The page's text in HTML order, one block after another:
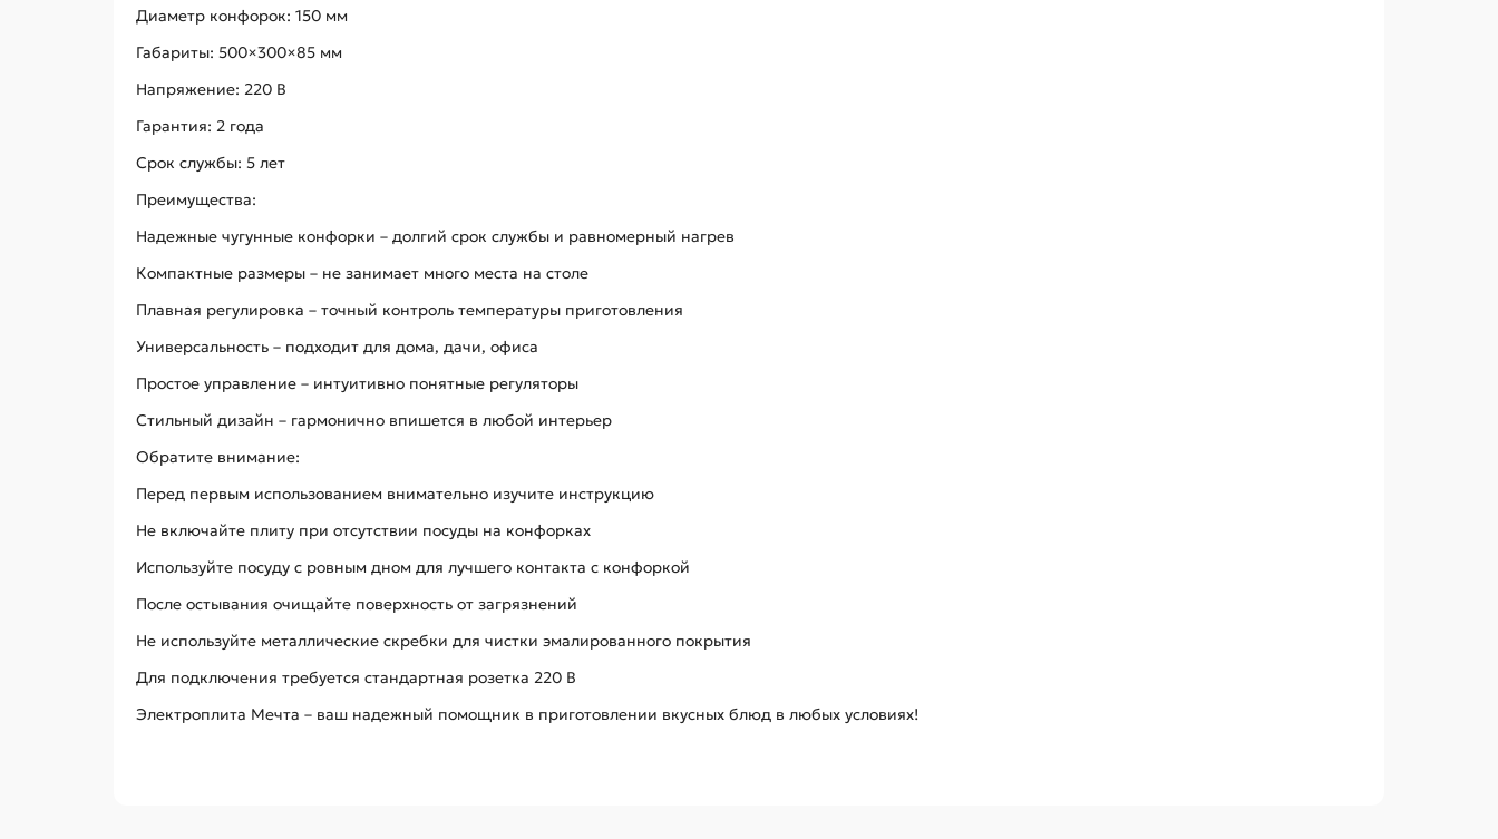
Диаметр конфорок: 150 мм
Габариты: 500×300×85 мм
Напряжение: 220 В
Гарантия: 2 года
Срок службы: 5 лет
Преимущества:
Надежные чугунные конфорки – долгий срок службы и равномерный нагрев
Компактные размеры – не занимает много места на столе
Плавная регулировка – точный контроль температуры приготовления
Универсальность – подходит для дома, дачи, офиса
Простое управление – интуитивно понятные регуляторы
Стильный дизайн – гармонично впишется в любой интерьер
Обратите внимание:
Перед первым использованием внимательно изучите инструкцию
Не включайте плиту при отсутствии посуды на конфорках
Используйте посуду с ровным дном для лучшего контакта с конфоркой
После остывания очищайте поверхность от загрязнений
Не используйте металлические скребки для чистки эмалированного покрытия
Для подключения требуется стандартная розетка 220 В
Электроплита Мечта – ваш надежный помощник в приготовлении вкусных блюд в любых условиях!